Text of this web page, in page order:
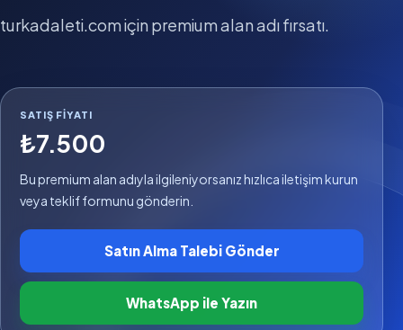
turkadaleti.com için premium alan adı fırsatı.
SATIŞ FIYATI
₺7.500
Bu premium alan adıyla ilgileniyorsanız hızlıca iletişim kurun
veya teklif formunu gönderin.
Satın Alma Talebi Gönder
WhatsApp ile Yazın